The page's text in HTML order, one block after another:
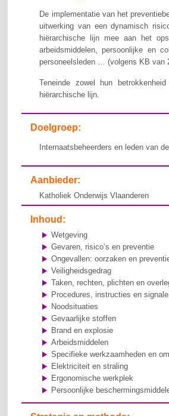
De implementatie van het
uitwerking van een dynamisch
hiërarchische lijn mee aan het
arbeidsmiddelen, persoonlijke en
personeelsleden … (volgens KB van
Teneinde zowel hun
hiërarchische lijn.
Doelgroep:
Internaatsbeheerders en leden van
Aanbieder:
Katholiek Onderwijs Vlaanderen
Inhoud:
Wetgeving
Gevaren, risico’s en preventie
Ongevallen: oorzaken en
Veiligheidsgedrag
Taken, rechten, plichten en
Procedures, instructies en
Noodsituaties
Gevaarlijke stoffen
Brand en explosie
Arbeidsmiddelen
Specifieke werkzaamheden en
Elektriciteit en straling
Ergonomische werkplek
Persoonlijke